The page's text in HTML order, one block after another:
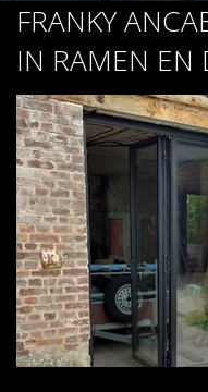
FRANKY
IN RAMEN EN